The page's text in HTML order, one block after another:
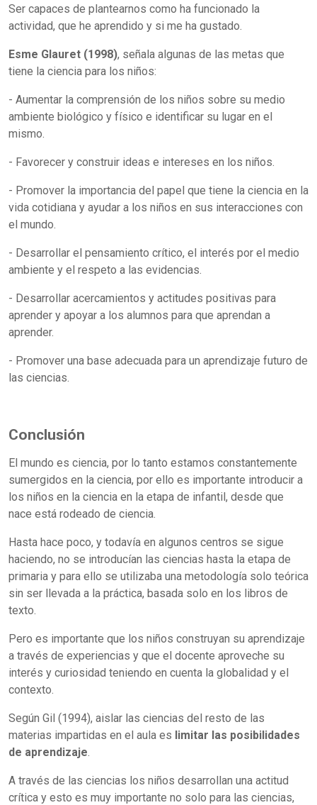
Ser capaces de plantearnos como ha funcionado la
actividad, que he aprendido y si me ha gustado.
Esme Glauret (1998), señala algunas de las metas que
tiene la ciencia para los niños:
- Aumentar la comprensión de los niños sobre su medio
ambiente biológico y físico e identificar su lugar en el
mismo.
- Favorecer y construir ideas e intereses en los niños.
- Promover la importancia del papel que tiene la ciencia en la
vida cotidiana y ayudar a los niños en sus interacciones con
el mundo.
- Desarrollar el pensamiento crítico, el interés por el medio
ambiente y el respeto a las evidencias.
- Desarrollar acercamientos y actitudes positivas para
aprender y apoyar a los alumnos para que aprendan a
aprender.
- Promover una base adecuada para un aprendizaje futuro de
las ciencias.
Conclusión
El mundo es ciencia, por lo tanto estamos constantemente
sumergidos en la ciencia, por ello es importante introducir a
los niños en la ciencia en la etapa de infantil, desde que
nace está rodeado de ciencia.
Hasta hace poco, y todavía en algunos centros se sigue
haciendo, no se introducían las ciencias hasta la etapa de
primaria y para ello se utilizaba una metodología solo teórica
sin ser llevada a la práctica, basada solo en los libros de
texto.
Pero es importante que los niños construyan su aprendizaje
a través de experiencias y que el docente aproveche su
interés y curiosidad teniendo en cuenta la globalidad y el
contexto.
Según Gil (1994), aislar las ciencias del resto de las
materias impartidas en el aula es limitar las posibilidades
de aprendizaje.
A través de las ciencias los niños desarrollan una actitud
crítica y esto es muy importante no solo para las ciencias,